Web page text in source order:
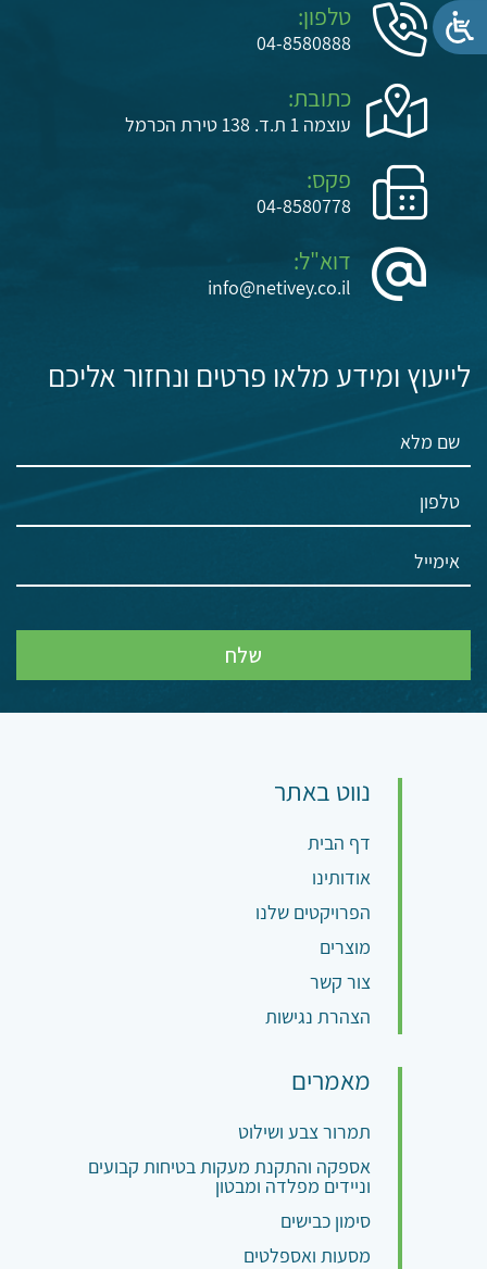
טלפון:
04-8580888
כתובת:
עוצמה 1 ת.ד. 138 טירת הכרמל
פקס:
04-8580778
דוא"ל:
info@netivey.co.il
לייעוץ ומידע מלאו פרטים ונחזור אליכם
נווט באתר
דף הבית
אודותינו
הפרויקטים שלנו
מוצרים
צור קשר
הצהרת נגישות
מאמרים
תמרור צבע ושילוט
אספקה והתקנת מעקות בטיחות קבועים
וניידים מפלדה ומבטון
סימון כבישים
מסעות ואספלטים